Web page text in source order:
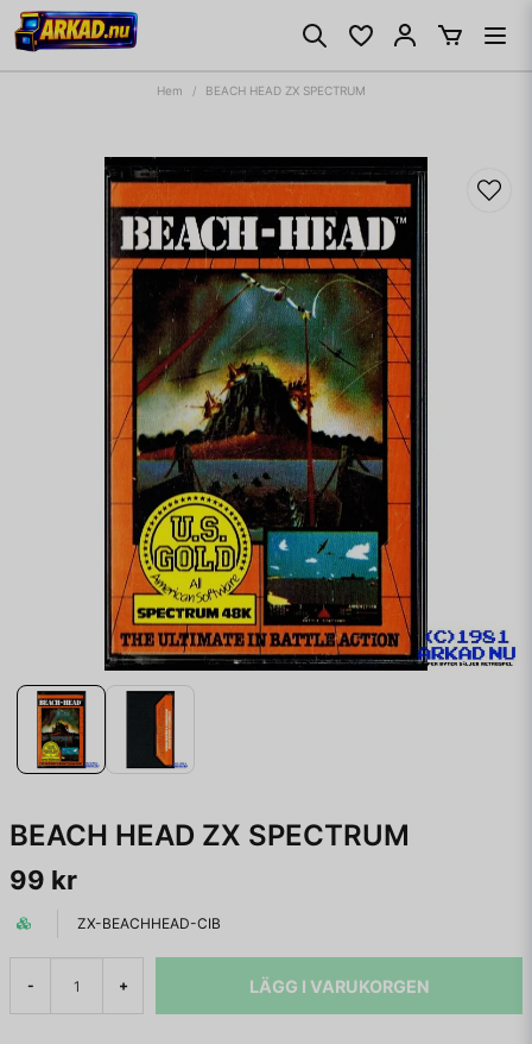
Hem BEACH HEAD ZX SPECTRUM
BEACH HEAD ZX SPECTRUM
99 kr
ZX-BEACHHEAD-CIB
- + LÄGG I VARUKORGEN